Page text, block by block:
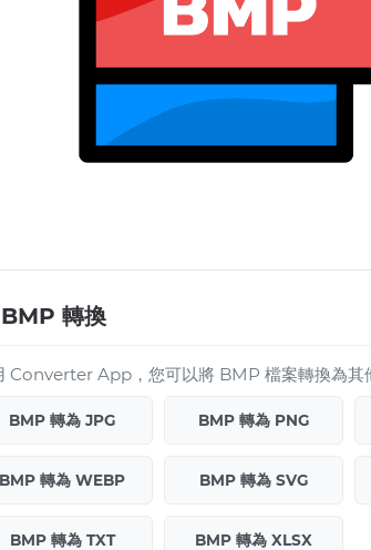
轉換
Converter App，您可以將 BMP 檔案轉換為其
BMP 轉為 JPG BMP 轉為 PNG
BMP 轉為 WEBP BMP 轉為 SVG
BMP 轉為 TXT BMP 轉為 XLSX